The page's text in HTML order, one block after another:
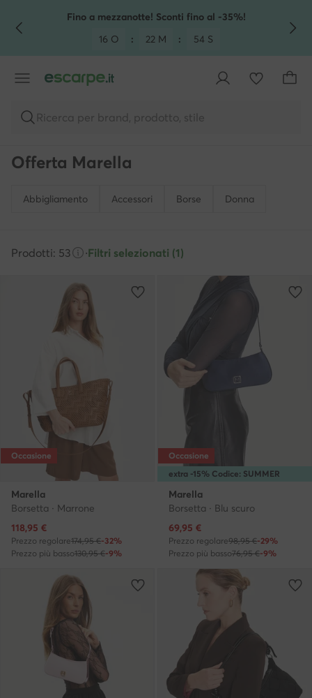
VAI AL CONTENUTO PRINCIPALE
VAI ALLA RICERCAFino a mezzanotte! Sconti fino al -35%!
16 O
: 22 M : 52 S
Ricerca per brand, prodotto, stile
Offerta Marella
Abbigliamento Accessori Borse Donna
Prodotti: 53 ·Filtri selezionati (1)
Occasione
Marella
Borsetta · Marrone
Prezzo attuale
118,95 €
Prezzo regolare174,95 €-32%
Prezzo più basso130,95 €-9%
extra -15% Codice: SUMMER
Occasione
Marella
Borsetta · Blu scuro
Prezzo attuale
69,95 €
Prezzo regolare98,95 €-29%
Prezzo più basso76,95 €-9%